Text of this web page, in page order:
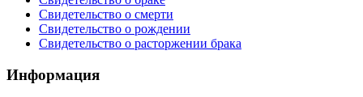
Свидетельство о смерти
Свидетельство о рождении
Свидетельство о расторжении брака
Информация